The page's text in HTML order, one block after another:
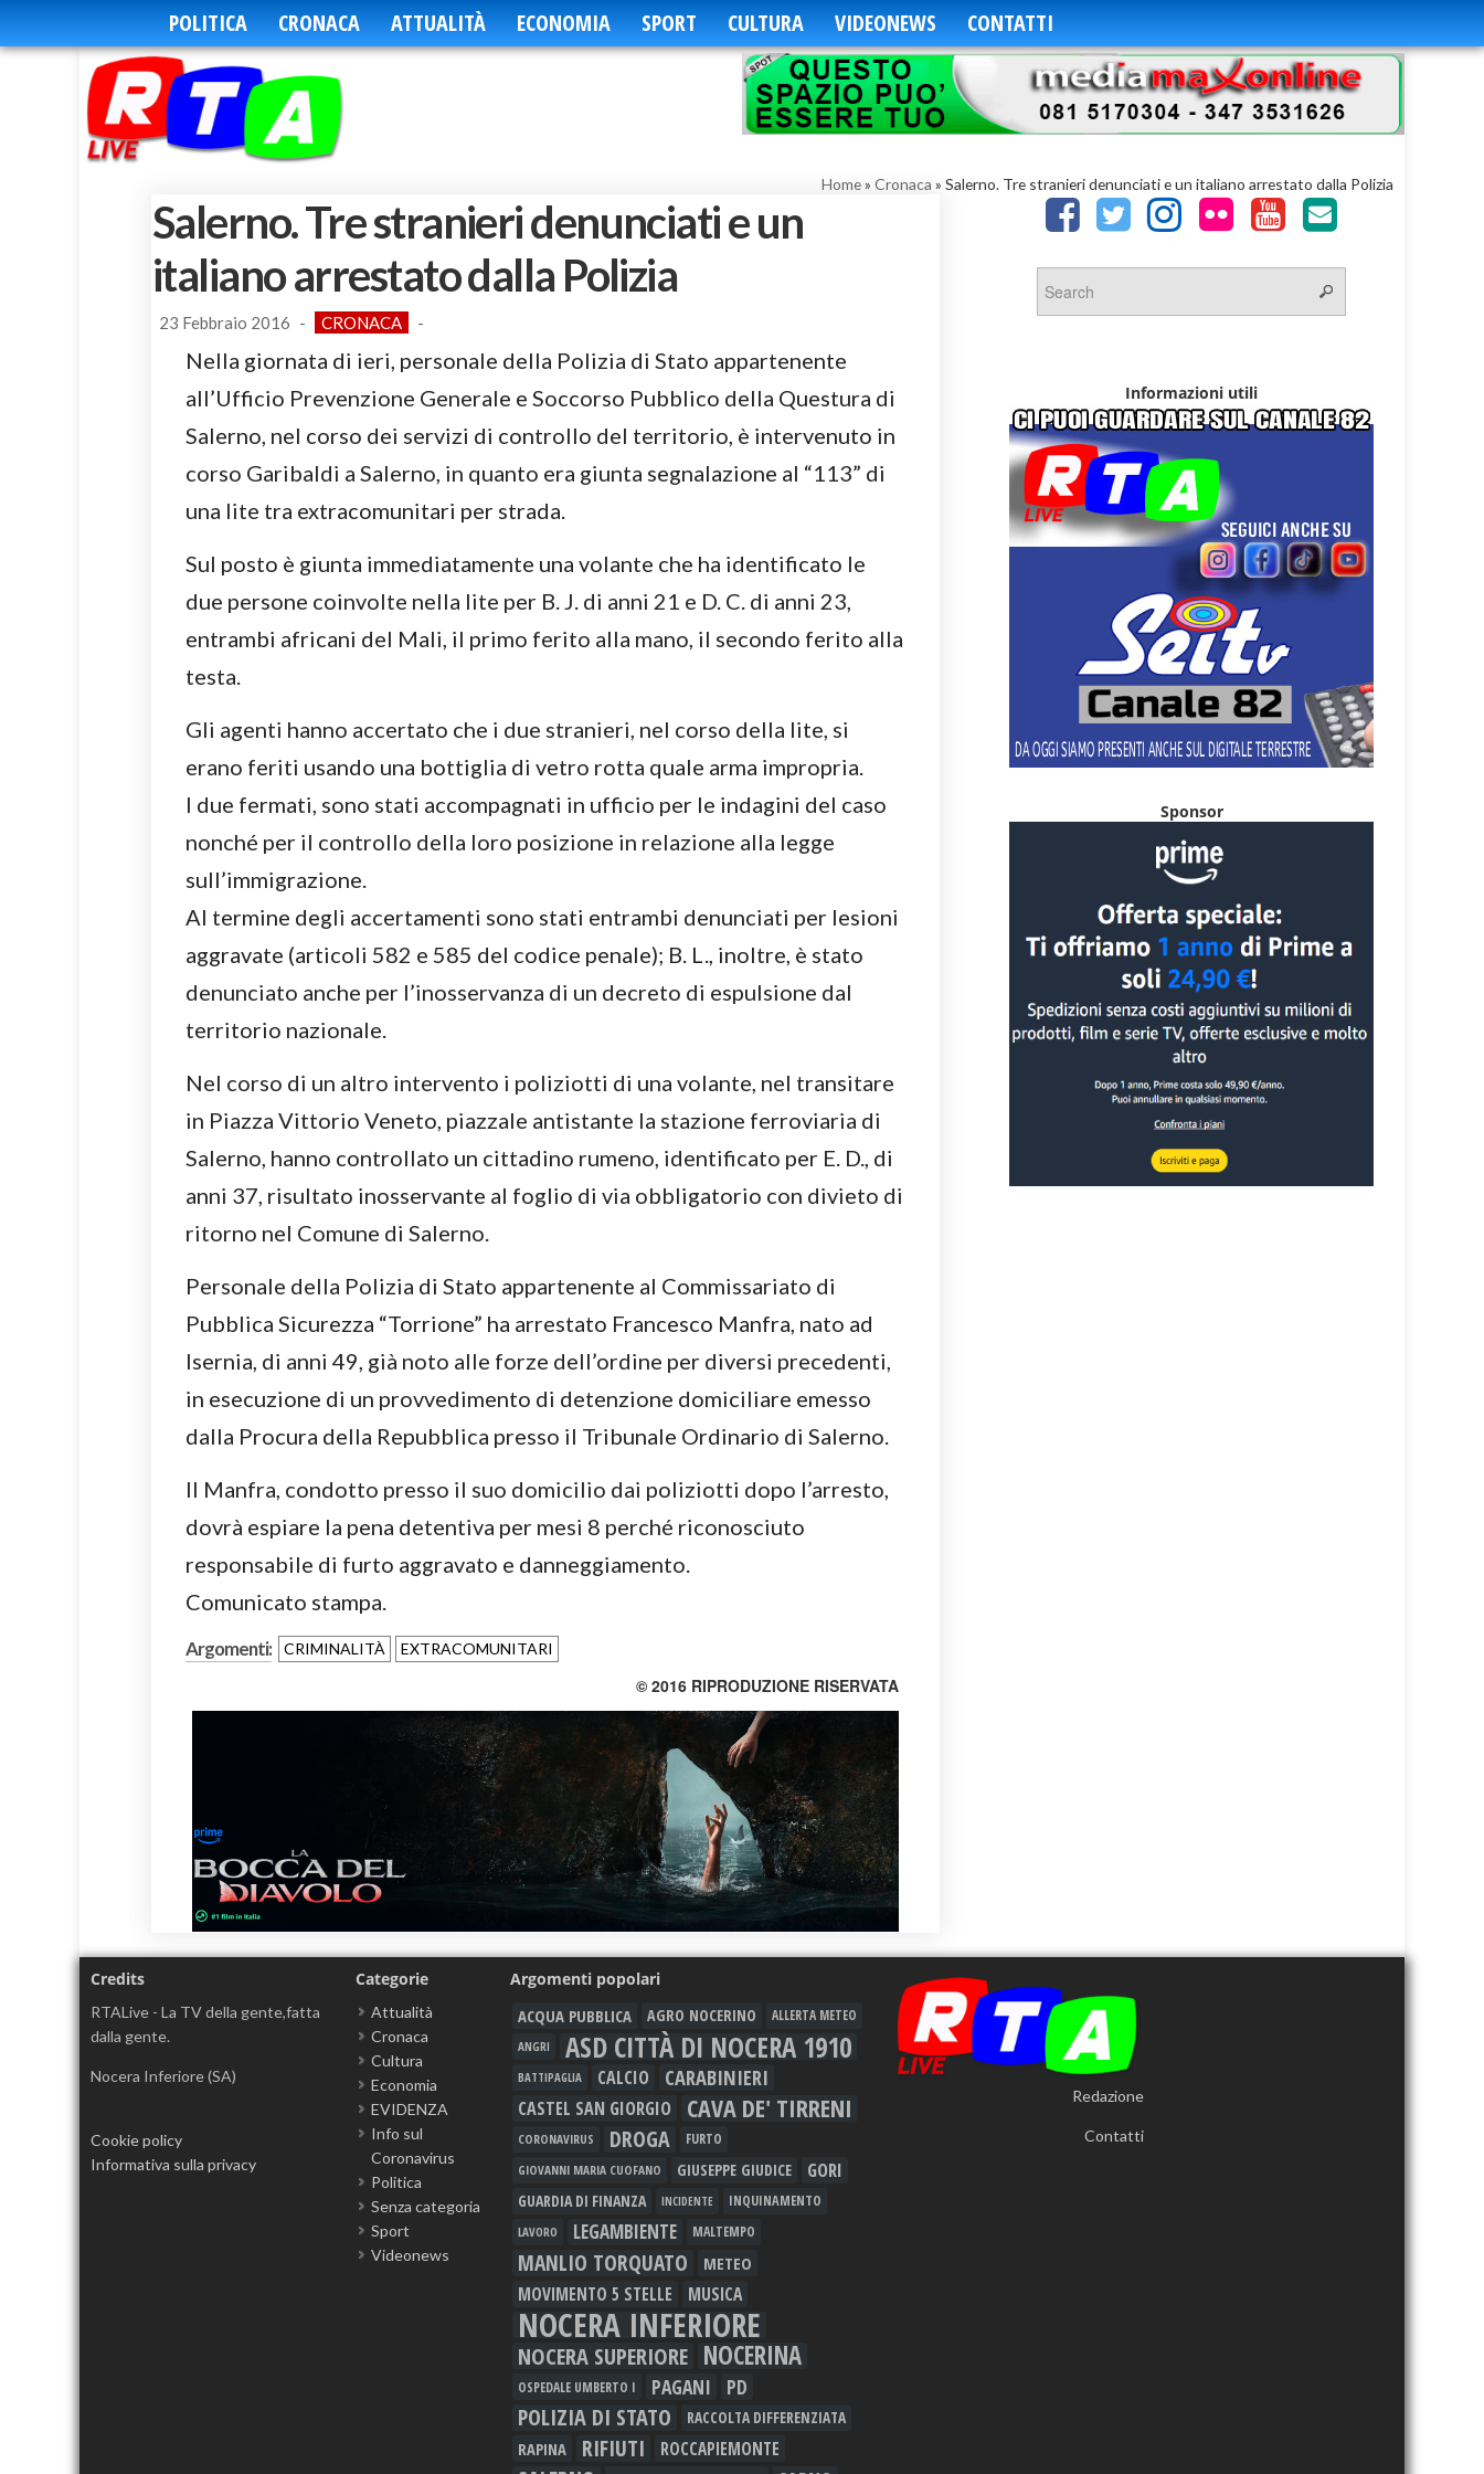
POLITICA CRONACA ATTUALITÀ ECONOMIA SPORT CULTURA VIDEONEWS CONTATTI
Home» Cronaca » Salerno. Tre stranieri denunciati e un italiano arrestato dalla Polizia
Salerno. Tre stranieri denunciati e un
italiano arrestato dalla Polizia
23 Febbraio 2016 - CRONACA -
Nella giornata di ieri, personale della Polizia di Stato appartenente
all’Ufficio Prevenzione Generale e Soccorso Pubblico della Questura di
Salerno, nel corso dei servizi di controllo del territorio, è intervenuto in
corso Garibaldi a Salerno, in quanto era giunta segnalazione al “113” di
una lite tra extracomunitari per strada.
Sul posto è giunta immediatamente una volante che ha identificato le
due persone coinvolte nella lite per B. J. di anni 21 e D. C. di anni 23,
entrambi africani del Mali, il primo ferito alla mano, il secondo ferito alla
testa.
Gli agenti hanno accertato che i due stranieri, nel corso della lite, si
erano feriti usando una bottiglia di vetro rotta quale arma impropria.
I due fermati, sono stati accompagnati in ufficio per le indagini del caso
nonché per il controllo della loro posizione in relazione alla legge
sull’immigrazione.
Al termine degli accertamenti sono stati entrambi denunciati per lesioni
aggravate (articoli 582 e 585 del codice penale); B. L., inoltre, è stato
denunciato anche per l’inosservanza di un decreto di espulsione dal
territorio nazionale.
Nel corso di un altro intervento i poliziotti di una volante, nel transitare
in Piazza Vittorio Veneto, piazzale antistante la stazione ferroviaria di
Salerno, hanno controllato un cittadino rumeno, identificato per E. D., di
anni 37, risultato inosservante al foglio di via obbligatorio con divieto di
ritorno nel Comune di Salerno.
Personale della Polizia di Stato appartenente al Commissariato di
Pubblica Sicurezza “Torrione” ha arrestato Francesco Manfra, nato ad
Isernia, di anni 49, già noto alle forze dell’ordine per diversi precedenti,
in esecuzione di un provvedimento di detenzione domiciliare emesso
dalla Procura della Repubblica presso il Tribunale Ordinario di Salerno.
Il Manfra, condotto presso il suo domicilio dai poliziotti dopo l’arresto,
dovrà espiare la pena detentiva per mesi 8 perché riconosciuto
responsabile di furto aggravato e danneggiamento.
Comunicato stampa.
Argomenti: CRIMINALITÀ EXTRACOMUNITARI
© 2016 RIPRODUZIONE RISERVATA
Informazioni utili
Sponsor
Credits
RTALive - La TV della gente,fatta
dalla gente.
Nocera Inferiore (SA)
Cookie policy
Informativa sulla privacy
Categorie
Attualità
Cronaca
Cultura
Economia
EVIDENZA
Info sul
Coronavirus
Politica
Senza categoria
Sport
Videonews
Argomenti popolari
ACQUA PUBBLICA AGRO NOCERINO
ALLERTA METEO
ANGRI
ASD CITTÀ DI NOCERA 1910
BATTIPAGLIA CALCIO CARABINIERI
CASTEL SAN GIORGIO CAVA DE' TIRRENI
CORONAVIRUS DROGA FURTO
GIOVANNI MARIA CUOFANO GIUSEPPE GIUDICE GORI
GUARDIA DI FINANZA INCIDENTE INQUINAMENTO
LAVORO LEGAMBIENTE MALTEMPO
MANLIO TORQUATO METEO
MOVIMENTO 5 STELLE MUSICA
NOCERA INFERIORE
NOCERA SUPERIORE NOCERINA
OSPEDALE UMBERTO I PAGANI PD
POLIZIA DI STATO RACCOLTA DIFFERENZIATA
RAPINA RIFIUTI ROCCAPIEMONTE
Redazione
Contatti